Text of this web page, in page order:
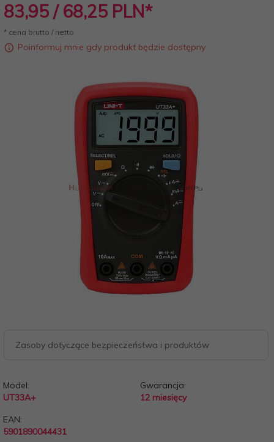
83,95 / 68,25 PLN*
* cena brutto / netto
Poinformuj mnie gdy produkt będzie dostępny
Zasoby dotyczące bezpieczeństwa i produktów
Model:
UT33A+
Gwarancja:
12 miesięcy
EAN:
5901890044431